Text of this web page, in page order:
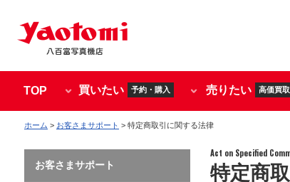
TOP 買いたい 予約・購入 売りたい 高価買取
ホーム > お客さまサポート > 特定商取引に関する法律
Act on Specified
特定商
お客さまサポート